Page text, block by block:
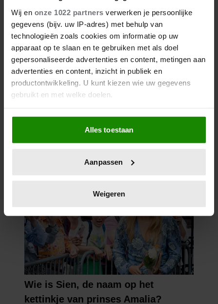
Wij en onze 1022 partners verwerken je persoonlijke
gegevens (bijv. uw IP-adres) met behulp van
technologieën zoals cookies om informatie op uw
apparaat op te slaan en te gebruiken met als doel
gepersonaliseerde advertenties en content, metingen aan
advertenties en content, inzicht in publiek en
productontwikkeling. U kunt kiezen wie uw gegevens
gebruikt en met welke doelen.
Als u het toestaat, willen we ook graag:
Informatie verzamelen over uw geografische
locatie, die tot een paar meter nauwkeurig kan zijn
scannen op specifieke eigenschappen (fingerprinting)
verwerkt en stel uw voorkeuren in het
intrekken in de Cookieverklaring.
We gebruiken cookies om content en advertenties te
personaliseren, om functies voor social media te bieden
en om ons websiteverkeer te analyseren. Ook delen we
informatie over uw gebruik van onze site met onze
partners voor social media, adverteren en analyse. Deze
partners kunnen deze gegevens combineren met andere
Alles toestaan
Aanpassen
Weigeren